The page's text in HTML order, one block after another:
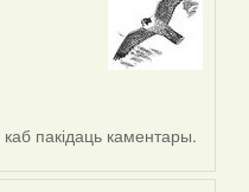
каб пакідаць каментары.